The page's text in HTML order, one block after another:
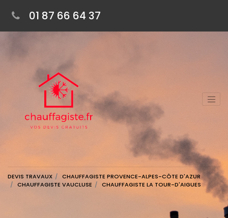
01 87 66 64 37
DEVIS TRAVAUX
CHAUFFAGISTE PROVENCE-ALPES-CÔTE D'AZUR
CHAUFFAGISTE VAUCLUSE
CHAUFFAGISTE LA TOUR-D'AIGUES